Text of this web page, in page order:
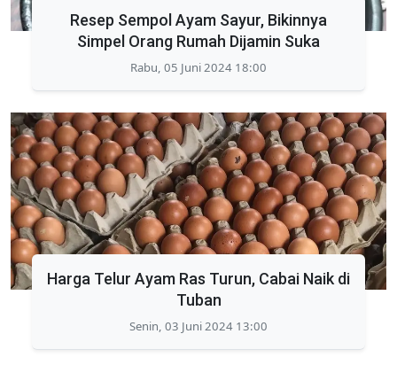
Resep Sempol Ayam Sayur, Bikinnya
Simpel Orang Rumah Dijamin Suka
Rabu, 05 Juni 2024 18:00
Harga Telur Ayam Ras Turun, Cabai Naik di
Tuban
Senin, 03 Juni 2024 13:00